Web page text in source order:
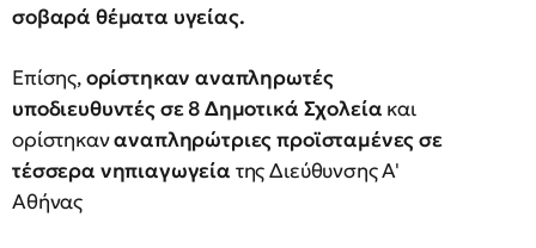
σοβαρά θέματα υγείας.
Επίσης,ορίστηκαν αναπληρωτές
υποδιευθυντές σε 8 Δημοτικά Σχολεία και
ορίστηκαναναπληρώτριες προϊσταμένες σε
τέσσερα νηπιαγωγεία της Διεύθυνσης Α'
Αθήνας